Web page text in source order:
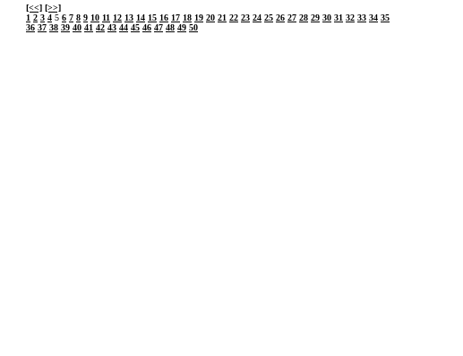
[<<] [>>]
1 2 3 4 5 6 7 8 9 10 11 12 13 14 15 16 17 18 19 20 21 22 23 24 25 26 27 28 29 30 31 32 33 34 35
36 37 38 39 40 41 42 43 44 45 46 47 48 49 50